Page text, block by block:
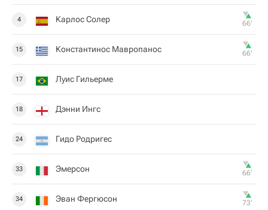
4 Карлос Солер 66‎’‎
15 Константинос Мавропанос 66‎’‎
17 Луис Гильерме
18 Дэнни Ингс
24 Гидо Родригес
33 Эмерсон 66‎’‎
34 Эван Фергюсон 73‎’‎